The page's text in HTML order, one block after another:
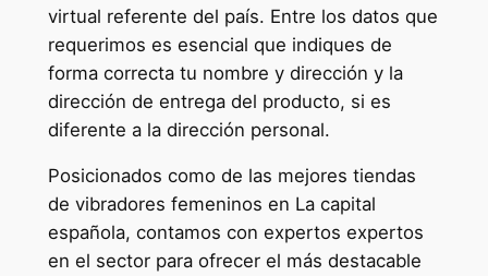
virtual referente del país. Entre los datos que
requerimos es esencial que indiques de
forma correcta tu nombre y dirección y la
dirección de entrega del producto, si es
diferente a la dirección personal.
Posicionados como de las mejores tiendas
de vibradores femeninos en La capital
española, contamos con expertos expertos
en el sector para ofrecer el más destacable